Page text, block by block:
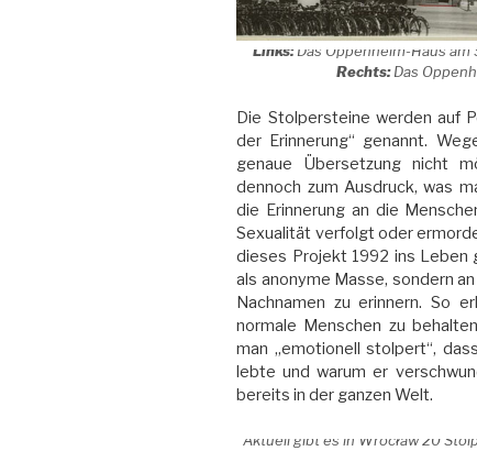
Links:Das Oppenheim-Haus
Rechts:Das
Die Stolpersteine werden auf
der Erinnerung“ genannt.
genaue Übersetzung nicht
dennoch zum Ausdruck, was
die Erinnerung an die
Sexualität verfolgt oder
dieses Projekt 1992 ins Leben
als anonyme Masse, sondern
Nachnamen zu erinnern. So
normale Menschen zu
man „emotionell stolpert“,
lebte und warum er
bereits in der ganzen Welt.
Aktuell gibt es in Wrocław 20